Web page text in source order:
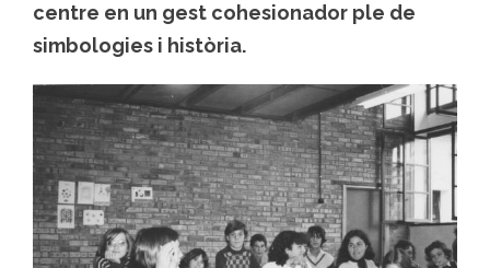
centre en un gest cohesionador ple de
simbologies i història.